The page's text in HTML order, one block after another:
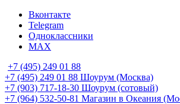
Вконтакте
Telegram
Одноклассники
MAX
+7 (495) 249 01 88
+7 (495) 249 01 88 Шоурум (Москва)
+7 (903) 717-18-30 Шоурум (сотовый)
+7 (964) 532-50-81 Магазин в Океания